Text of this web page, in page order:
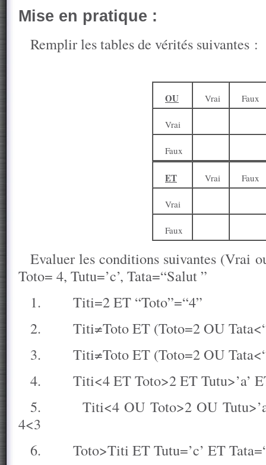
Mise en pratique :
Remplir les tables de vérités suivantes :
OU Vrai Faux
Vrai
Faux
ET Vrai Faux
Vrai
Faux
Evaluer les conditions suivantes (Vrai
Toto= 4, Tutu=’c’, Tata=“Salut ”
1.
Titi=2 ET “Toto”=“4”
2.
Titi≠Toto ET (Toto=2 OU
3.
Titi≠Toto ET (Toto=2 OU
4.
Titi<4 ET Toto>2 ET Tutu>’a’
5.
Titi<4 OU Toto>2 OU
4<3
6.
Toto>Titi ET Tutu=’c’ ET